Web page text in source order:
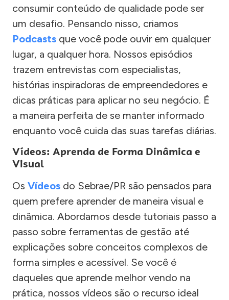
consumir conteúdo de qualidade pode ser
um desafio. Pensando nisso, criamos
Podcasts que você pode ouvir em qualquer
lugar, a qualquer hora. Nossos episódios
trazem entrevistas com especialistas,
histórias inspiradoras de empreendedores e
dicas práticas para aplicar no seu negócio. É
a maneira perfeita de se manter informado
enquanto você cuida das suas tarefas diárias.
Vídeos: Aprenda de Forma Dinâmica e
Visual
Os Vídeos do Sebrae/PR são pensados para
quem prefere aprender de maneira visual e
dinâmica. Abordamos desde tutoriais passo a
passo sobre ferramentas de gestão até
explicações sobre conceitos complexos de
forma simples e acessível. Se você é
daqueles que aprende melhor vendo na
prática, nossos vídeos são o recurso ideal